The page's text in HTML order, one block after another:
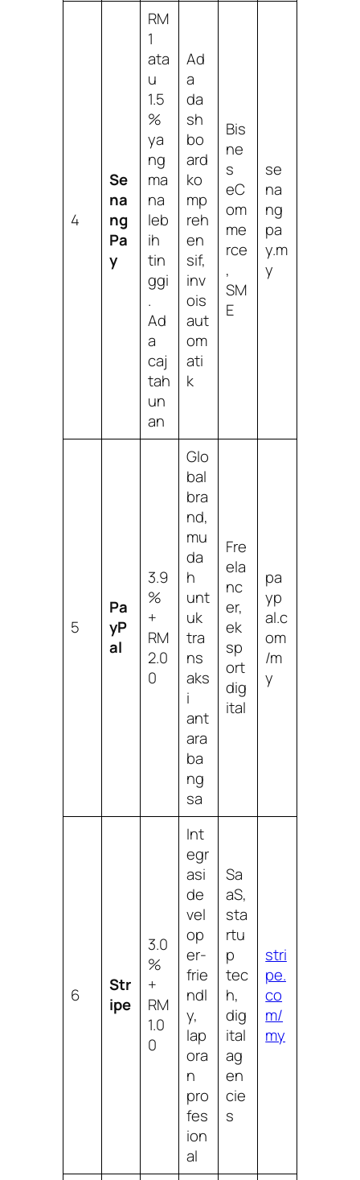
4
Se
na
ng
Pa
y
RM
1
ata
u
1.5
%
ya
ng
ma
na
leb
ih
tin
ggi
.
Ad
a
caj
tah
un
an
Ad
a
da
sh
bo
ard
ko
mp
reh
en
sif,
inv
ois
aut
om
ati
k
Bis
ne
s
eC
om
me
rce
,
SM
E
se
na
ng
pa
y.m
y
5
Pa
yP
al
3.9
%
+
RM
2.0
0
Glo
bal
bra
nd,
mu
da
h
unt
uk
tra
ns
aks
i
ant
ara
ba
ng
sa
Fre
ela
nc
er,
ek
sp
ort
dig
ital
pa
yp
al.c
om
/m
y
6
Str
ipe
3.0
%
+
RM
1.0
0
Int
egr
asi
de
vel
op
er-
frie
ndl
y,
lap
ora
n
pro
fes
ion
al
Sa
aS,
sta
rtu
p
tec
h,
dig
ital
ag
en
cie
s
stri
pe.
co
m/
my